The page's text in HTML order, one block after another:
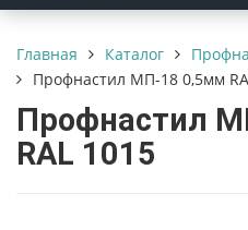
Главная Каталог
Профнастил МП-18 0,5мм
Профнастил
RAL 1015